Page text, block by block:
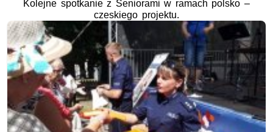
Kolejne spotkanie z Seniorami w ramach polsko –
czeskiego projektu.